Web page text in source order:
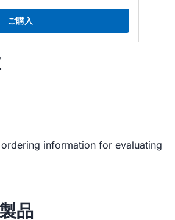
ご購入
information for evaluating
品